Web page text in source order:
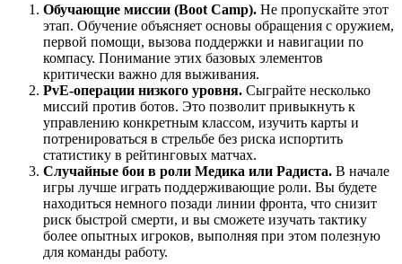
Обучающие миссии (Boot Camp). Не пропускайте этот
этап. Обучение объясняет основы обращения с оружием,
первой помощи, вызова поддержки и навигации по
компасу. Понимание этих базовых элементов
критически важно для выживания.
PvE-операции низкого уровня. Сыграйте несколько
миссий против ботов. Это позволит привыкнуть к
управлению конкретным классом, изучить карты и
потренироваться в стрельбе без риска испортить
статистику в рейтинговых матчах.
Случайные бои в роли Медика или Радиста. В начале
игры лучше играть поддерживающие роли. Вы будете
находиться немного позади линии фронта, что снизит
риск быстрой смерти, и вы сможете изучать тактику
более опытных игроков, выполняя при этом полезную
для команды работу.